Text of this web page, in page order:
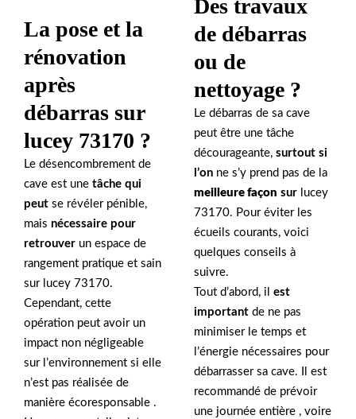
La pose et la
rénovation
après
débarras sur
lucey 73170 ?
Le désencombrement de
cave est une tâche qui
peut se révéler pénible,
mais nécessaire pour
retrouver un espace de
rangement pratique et sain
sur lucey 73170.
Cependant, cette
opération peut avoir un
impact non négligeable
sur l’environnement si elle
n’est pas réalisée de
manière écoresponsable .
Des travaux
de débarras
ou de
nettoyage ?
Le débarras de sa cave
peut être une tâche
décourageante, surtout si
l’on ne s’y prend pas de la
meilleure façon sur lucey
73170. Pour éviter les
écueils courants, voici
quelques conseils à
suivre.
Tout d’abord, il est
important de ne pas
minimiser le temps et
l’énergie nécessaires pour
débarrasser sa cave. Il est
recommandé de prévoir
une journée entière , voire